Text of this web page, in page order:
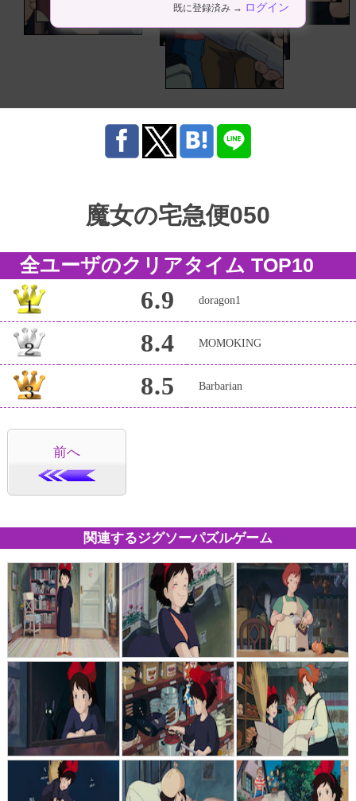
既に登録済み → ログイン
魔女の宅急便050
全ユーザのクリアタイム TOP10
6.9 doragon1
8.4 MOMOKING
8.5 Barbarian
前へ
関連するジグソーパズルゲーム